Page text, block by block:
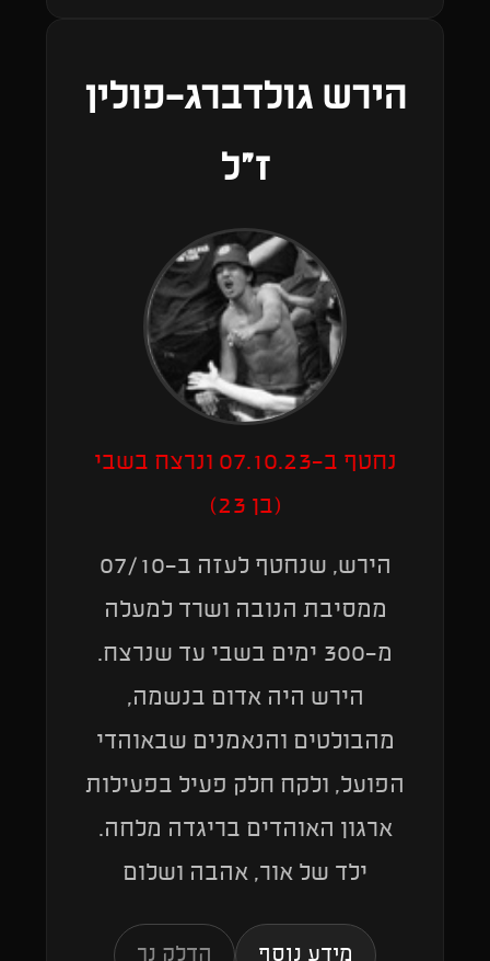
הירש גולדברג-פולין
ז"ל
נחטף ב-07.10.23 ונרצח בשבי
(בן 23)
הירש, שנחטף לעזה ב-07/10
ממסיבת הנובה ושרד למעלה
מ-300 ימים בשבי עד שנרצח.
הירש היה אדום בנשמה,
מהבולטים והנאמנים שבאוהדי
הפועל, ולקח חלק פעיל בפעילות
ארגון האוהדים בריגדה מלחה.
ילד של אור, אהבה ושלום
מידע נוסף הדלק נר